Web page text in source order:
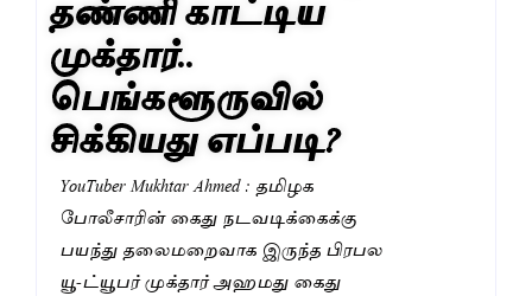
முக்தார்..
பெங்களூருவில்
சிக்கியது எப்படி?
YouTuber Mukhtar Ahmed : தமிழக
போலீசாரின் கைது நடவடிக்கைக்கு
பயந்து தலைமறைவாக இருந்த பிரபல
யூ-ட்யூபர் முக்தார் அஹமது கைது